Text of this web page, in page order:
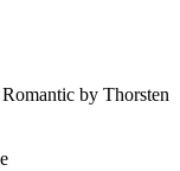
by Thorsten